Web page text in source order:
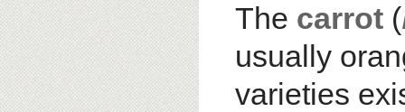
The carrot (
usually
varieties